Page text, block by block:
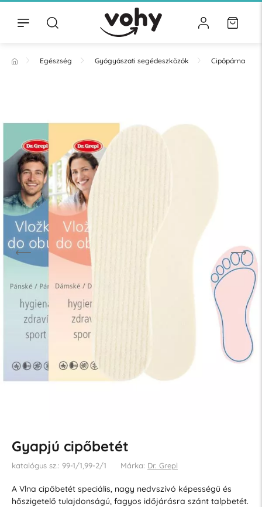
Egészség Gyógyászati segédeszközök Cipőpárna
Gyapjú cipőbetét
katalógus sz.: 99-1/1,99-2/1 Márka: Dr. Grepl
A Vlna cipőbetét speciális, nagy nedvszívó képességű és
hőszigetelő tulajdonságú, fagyos időjárásra szánt talpbetét.